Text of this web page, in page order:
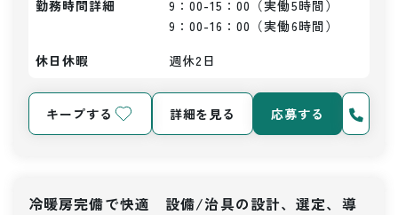
勤務時間詳細
9：00-15：00（実働5時間）
9：00-16：00（実働6時間）
休日休暇
週休2日
キープする 詳細を見る 応募する
冷暖房完備で快適 設備/治具の設計、選定、導